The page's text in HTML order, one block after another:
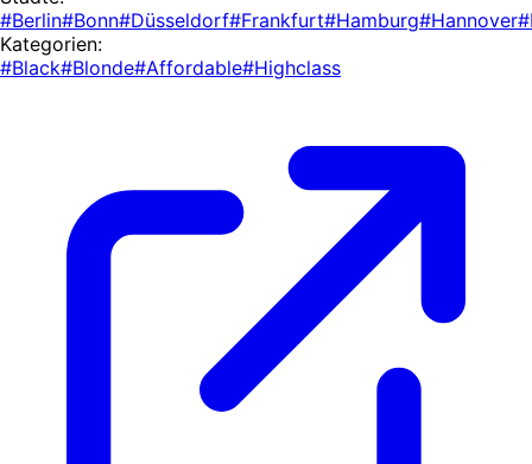
#Berlin#Bonn#Düsseldorf#Frankfurt#Hamburg#Hannover
Kategorien:
#Black#Blonde#Affordable#Highclass